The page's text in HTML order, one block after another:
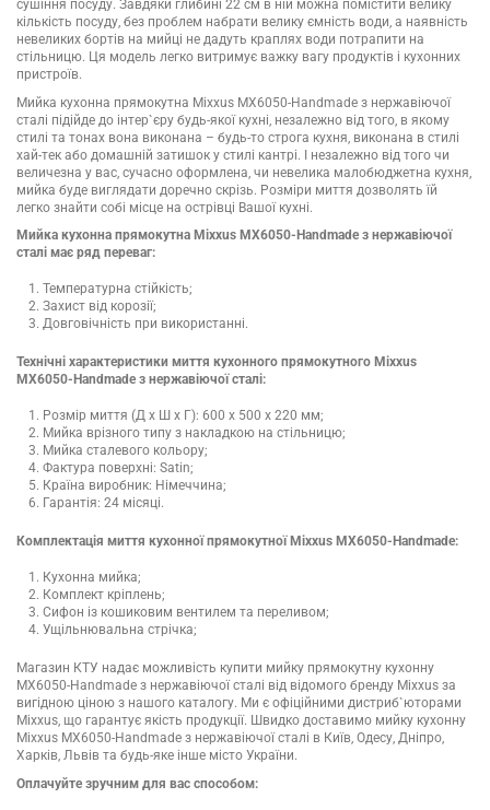
сушіння посуду. Завдяки глибині 22 см в ній можна помістити велику
кількість посуду, без проблем набрати велику ємність води, а наявність
невеликих бортів на мийці не дадуть краплях води потрапити на
стільницю. Ця модель легко витримує важку вагу продуктів і кухонних
пристроїв.
Мийка кухонна прямокутна Mixxus MX6050-Handmade з нержавіючої
сталі підійде до інтер`єру будь-якої кухні, незалежно від того, в якому
стилі та тонах вона виконана – будь-то строга кухня, виконана в стилі
хай-тек або домашній затишок у стилі кантрі. І незалежно від того чи
величезна у вас, сучасно оформлена, чи невелика малобюджетна кухня,
мийка буде виглядати доречно скрізь. Розміри миття дозволять їй
легко знайти собі місце на острівці Вашої кухні.
Мийка кухонна прямокутна Mixxus MX6050-Handmade з нержавіючої
сталі має ряд переваг:
Температурна стійкість;
Захист від корозії;
Довговічність при використанні.
Технічні характеристики миття кухонного прямокутного Mixxus
MX6050-Handmade з нержавіючої сталі:
Розмір миття (Д х Ш х Г): 600 х 500 х 220 мм;
Мийка врізного типу з накладкою на стільницю;
Мийка сталевого кольору;
Фактура поверхні: Satin;
Країна виробник: Німеччина;
Гарантія: 24 місяці.
Комплектація миття кухонної прямокутної Mixxus MX6050-Handmade:
Кухонна мийка;
Комплект кріплень;
Сифон із кошиковим вентилем та переливом;
Ущільнювальна стрічка;
Магазин КТУ надає можливість купити мийку прямокутну кухонну
MX6050-Handmade з нержавіючої сталі від відомого бренду Mixxus за
вигідною ціною з нашого каталогу. Ми є офіційними дистриб`юторами
Mixxus, що гарантує якість продукції. Швидко доставимо мийку кухонну
Mixxus MX6050-Handmade з нержавіючої сталі в Київ, Одесу, Дніпро,
Харків, Львів та будь-яке інше місто України.
Оплачуйте зручним для вас способом: